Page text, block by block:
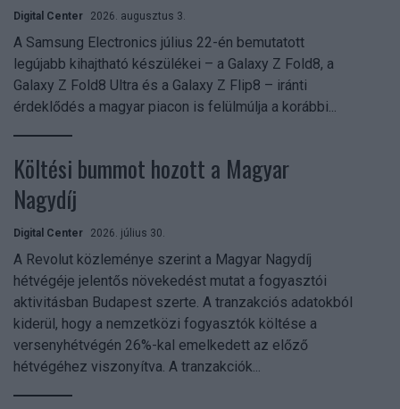
Digital Center 2026. augusztus 3.
A Samsung Electronics július 22-én bemutatott
legújabb kihajtható készülékei – a Galaxy Z Fold8, a
Galaxy Z Fold8 Ultra és a Galaxy Z Flip8 – iránti
érdeklődés a magyar piacon is felülmúlja a korábbi...
Költési bummot hozott a Magyar
Nagydíj
Digital Center 2026. július 30.
A Revolut közleménye szerint a Magyar Nagydíj
hétvégéje jelentős növekedést mutat a fogyasztói
aktivitásban Budapest szerte. A tranzakciós adatokból
kiderül, hogy a nemzetközi fogyasztók költése a
versenyhétvégén 26%-kal emelkedett az előző
hétvégéhez viszonyítva. A tranzakciók...